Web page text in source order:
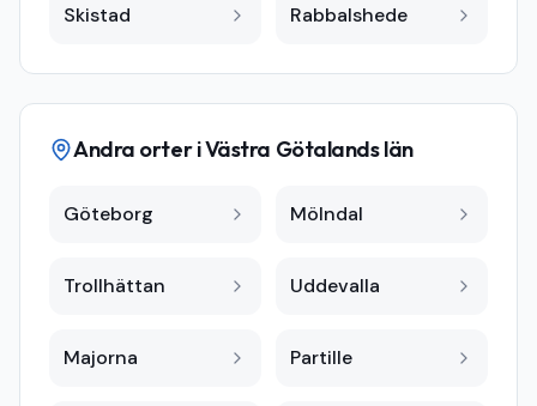
Skistad Rabbalshede
Andra orter iVästra Götalands län
Göteborg Mölndal
Trollhättan Uddevalla
Majorna Partille